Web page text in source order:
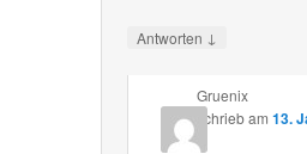
Antworten ↓
Gruenix
schriebam 13.